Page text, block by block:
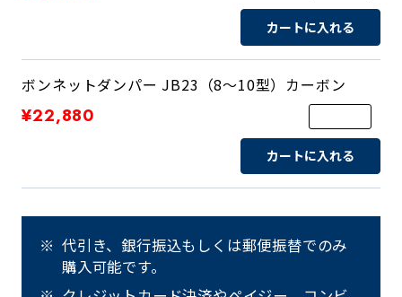
カートに入れる
ボンネットダンパー JB23（8～10型）カーボン
¥22,880
カートに入れる
代引き、銀行振込もしくは郵便振替でのみ
購入可能です。